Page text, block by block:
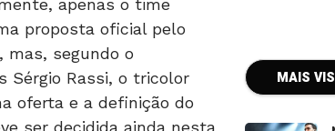
apenas o time
proposta oficial pelo
mas, segundo o
Sérgio Rassi, o tricolor
oferta e a definição do
MAIS